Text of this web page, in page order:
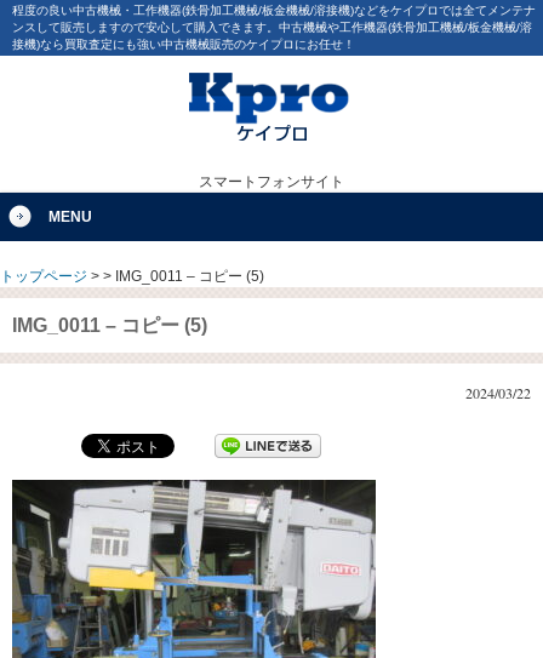
程度の良い中古機械・工作機器(鉄骨加工機械/板金機械/溶接機)などをケイプロでは全てメンテナ
ンスして販売しますので安心して購入できます。中古機械や工作機器(鉄骨加工機械/板金機械/溶
接機)なら買取査定にも強い中古機械販売のケイプロにお任せ！
スマートフォンサイト
MENU
トップページ > > IMG_0011 – コピー (5)
IMG_0011 – コピー (5)
2024/03/22